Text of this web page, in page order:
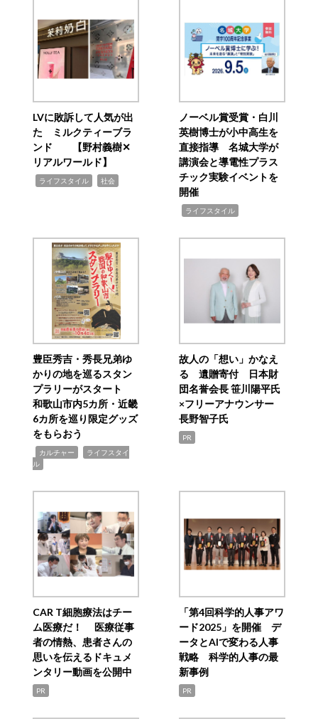
LVに敗訴して人気が出
た ミルクティーブラ
ンド 【野村義樹✕
リアルワールド】
ライフスタイル 社会
ノーベル賞受賞・白川
英樹博士が小中高生を
直接指導 名城大学が
講演会と導電性プラス
チック実験イベントを
開催
ライフスタイル
豊臣秀吉・秀長兄弟ゆ
かりの地を巡るスタン
プラリーがスタート
和歌山市内5カ所・近畿
6カ所を巡り限定グッズ
をもらおう
カルチャー
ライフスタイ
ル
故人の「想い」かなえ
る 遺贈寄付 日本財
団名誉会長 笹川陽平氏
×フリーアナウンサー
長野智子氏
PR
CAR T細胞療法はチー
ム医療だ！ 医療従事
者の情熱、患者さんの
思いを伝えるドキュメ
ンタリー動画を公開中
PR
「第4回科学的人事アワ
ード2025」を開催 デ
ータとAIで変わる人事
戦略 科学的人事の最
新事例
PR